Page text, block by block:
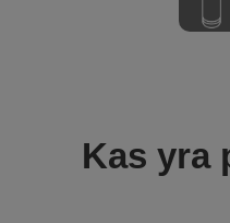
Kas yra